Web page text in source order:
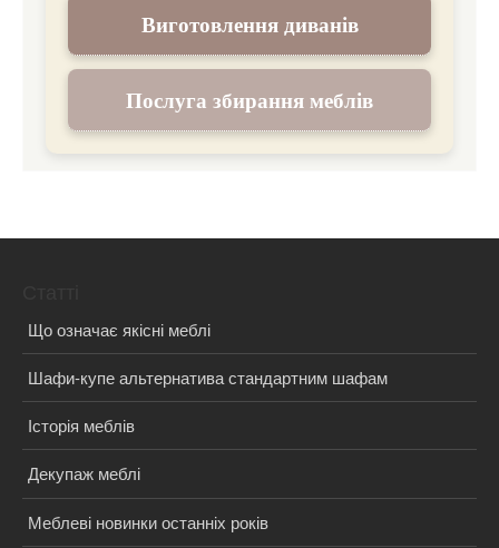
Виготовлення диванів
Послуга збирання меблів
Що означає якісні меблі
Шафи-купе альтернатива стандартним шафам
Історія меблів
Декупаж меблі
Меблеві новинки останніх років